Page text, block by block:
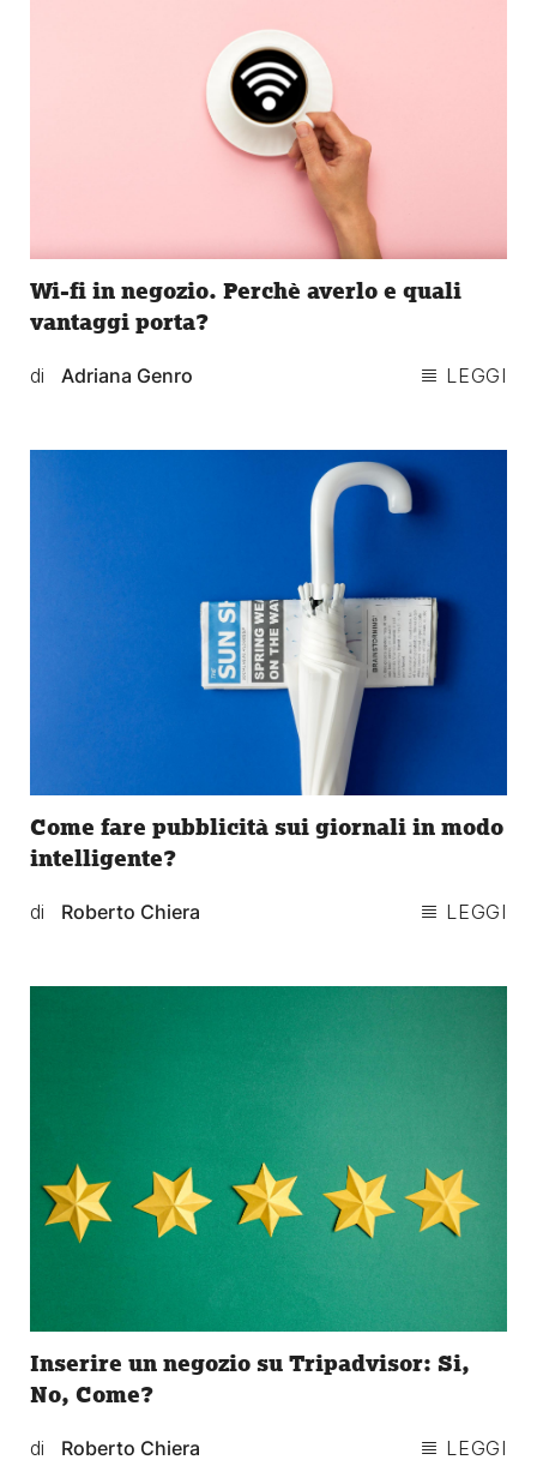
Wi-fi in negozio. Perchè averlo e quali
vantaggi porta?
di Adriana Genro LEGGI
Come fare pubblicità sui giornali in modo
intelligente?
di Roberto Chiera LEGGI
Inserire un negozio su Tripadvisor: Si,
No, Come?
di Roberto Chiera LEGGI